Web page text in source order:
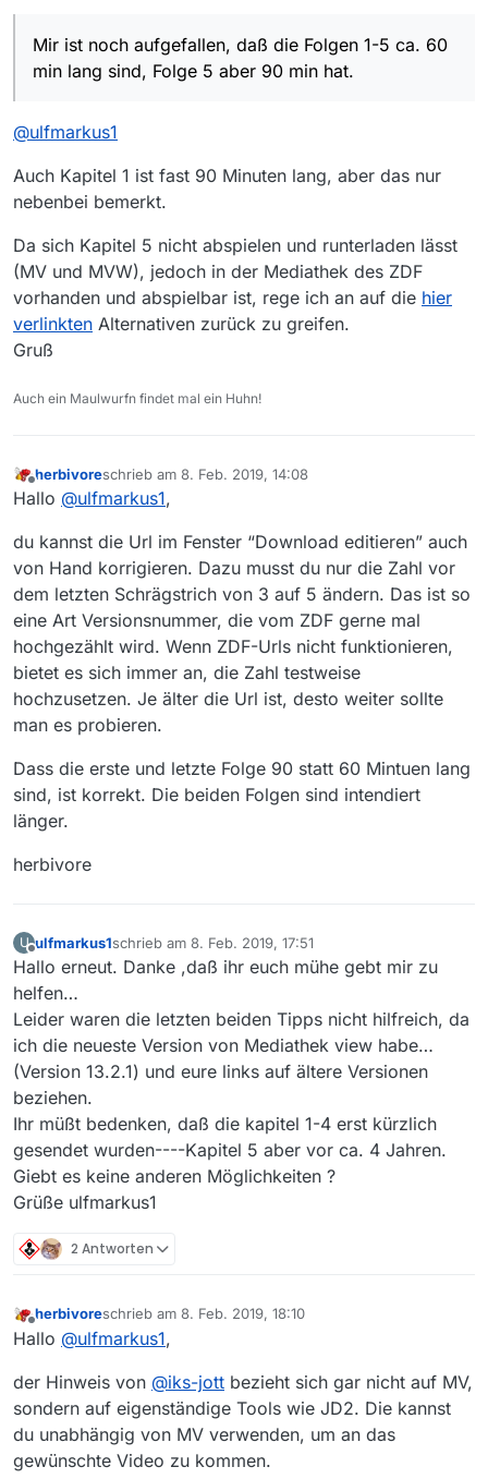
min lang sind, Folge 5 aber 90 min hat.
Mir ist noch aufgefallen, daß die Folgen 1-5 ca. 60
min lang sind, Folge 5 aber 90 min hat.
@ulfmarkus1
Auch Kapitel 1 ist fast 90 Minuten lang, aber das nur
nebenbei bemerkt.
Da sich Kapitel 5 nicht abspielen und runterladen lässt
(MV und MVW), jedoch in der Mediathek des ZDF
vorhanden und abspielbar ist, rege ich an auf die hier
verlinkten Alternativen zurück zu greifen.
Gruß
Auch ein Maulwurfn findet mal ein Huhn!
Offline
herbivoreschrieb am 8. Feb. 2019, 14:08
zuletzt editiert von
Hallo @ulfmarkus1,
du kannst die Url im Fenster “Download editieren” auch
von Hand korrigieren. Dazu musst du nur die Zahl vor
dem letzten Schrägstrich von 3 auf 5 ändern. Das ist so
eine Art Versionsnummer, die vom ZDF gerne mal
hochgezählt wird. Wenn ZDF-Urls nicht funktionieren,
bietet es sich immer an, die Zahl testweise
hochzusetzen. Je älter die Url ist, desto weiter sollte
man es probieren.
Dass die erste und letzte Folge 90 statt 60 Mintuen lang
sind, ist korrekt. Die beiden Folgen sind intendiert
länger.
herbivore
U
Offline
ulfmarkus1schrieb am 8. Feb. 2019, 17:51
zuletzt editiert von
Hallo erneut. Danke ,daß ihr euch mühe gebt mir zu
helfen…
Leider waren die letzten beiden Tipps nicht hilfreich, da
ich die neueste Version von Mediathek view habe…
(Version 13.2.1) und eure links auf ältere Versionen
beziehen.
Ihr müßt bedenken, daß die kapitel 1-4 erst kürzlich
gesendet wurden----Kapitel 5 aber vor ca. 4 Jahren.
Giebt es keine anderen Möglichkeiten ?
Grüße ulfmarkus1
2 Antworten
Offline
herbivoreschrieb am 8. Feb. 2019, 18:10
zuletzt editiert von
Hallo @ulfmarkus1,
der Hinweis von @iks-jott bezieht sich gar nicht auf MV,
sondern auf eigenständige Tools wie JD2. Die kannst
du unabhängig von MV verwenden, um an das
gewünschte Video zu kommen.